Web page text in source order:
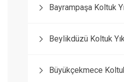
Bayrampaşa Koltuk
Beylikdüzü Koltuk
Büyükçekmece